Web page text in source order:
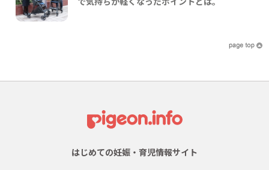
はじめての妊娠・育児情報サイト